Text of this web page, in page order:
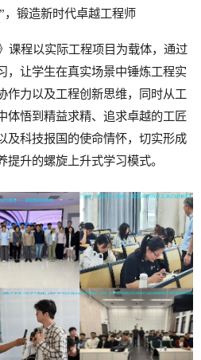
，锻造新时代卓越工程师
课程以实际工程项目为载体，通过
，让学生在真实场景中锤炼工程实
作力以及工程创新思维，同时从工
体悟到精益求精、追求卓越的工匠
及科技报国的使命情怀，切实形成
升的螺旋上升式学习模式。